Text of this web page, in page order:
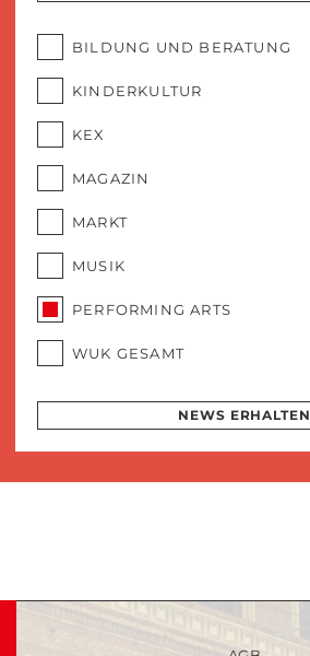
BILDUNG UND BERATUNG
KINDERKULTUR
KEX
MAGAZIN
MARKT
MUSIK
PERFORMING ARTS
WUK GESAMT
NEWS ERHALTEN